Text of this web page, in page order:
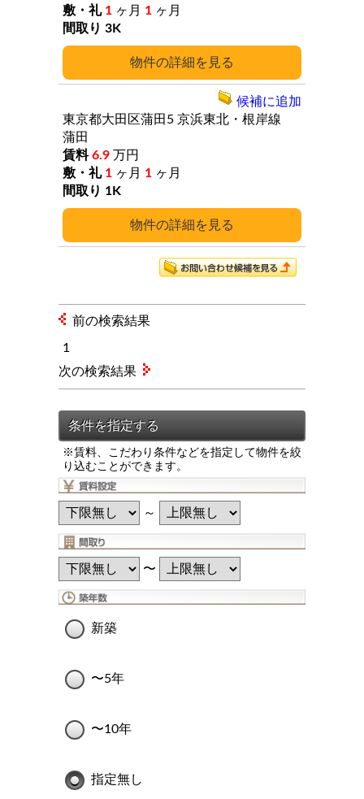
詳細
1 ヶ月 1 ヶ月
3K
詳細
東京都大田区蒲田5 京浜東北・根岸線
蒲田
6.9 万円
1 ヶ月 1 ヶ月
1K
候補に追加
前の検索結果
1
※賃料、こだわり条件などを指定して物件を絞
り込むことができます。
～
〜
新築
〜5年
〜10年
指定無し